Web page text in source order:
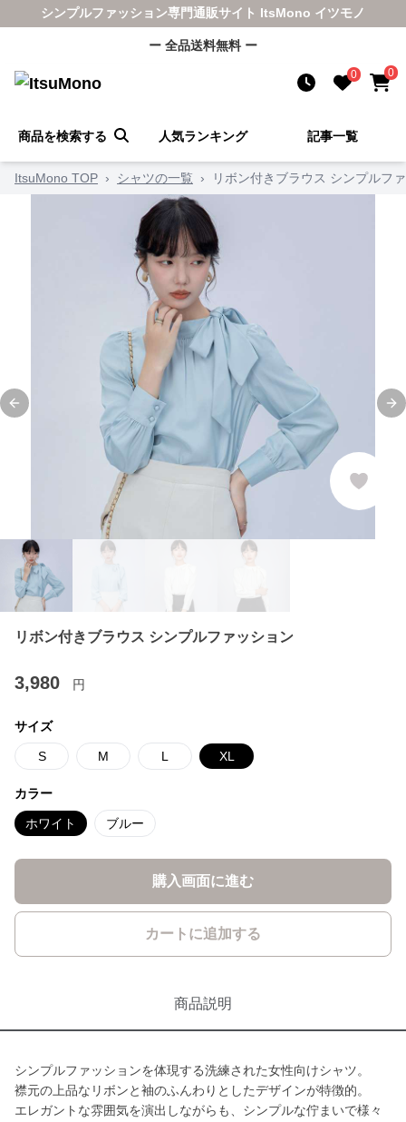
シンプルファッション専門通販サイト ItsMono イツモノ
ー 全品送料無料 ー
0 0
商品を検索する 人気ランキング 記事一覧
ItsuMono TOP › シャツの一覧 › リボン付きブラウス シンプルフ
Previous slide
リボン付きブラウス シンプルファッション
3,980 円
サイズ
S M L XL
カラー
ホワイト ブルー
購入画面に進む
カートに追加する
商品説明
シンプルファッションを体現する洗練された女性向けシャツ。
襟元の上品なリボンと袖のふんわりとしたデザインが特徴的。
エレガントな雰囲気を演出しながらも、シンプルな佇まいで様々